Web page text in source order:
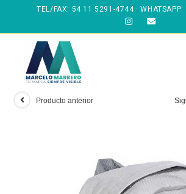
TEL/FAX: 54 11 5291-4744· WHATSAPP:
Producto anterior